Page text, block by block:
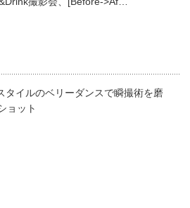
タイルのベリーダンスで瞬撮術を磨
ョット